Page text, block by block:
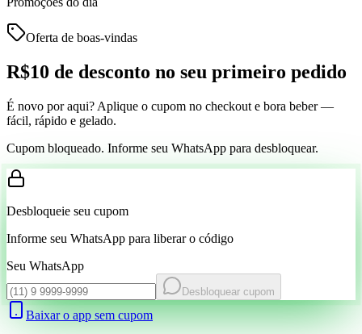
Oferta de boas-vindas
R$10 de desconto no seu primeiro pedido
É novo por aqui? Aplique o cupom no checkout e bora beber —
fácil, rápido e gelado.
Cupom bloqueado. Informe seu WhatsApp para desbloquear.
Desbloqueie seu cupom
Informe seu WhatsApp para liberar o código
Seu WhatsApp
Desbloquear cupom
Baixar o app sem cupom